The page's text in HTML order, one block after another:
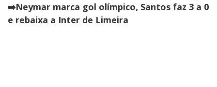
➡️Neymar marca gol olímpico, Santos faz 3 a 0
e rebaixa a Inter de Limeira